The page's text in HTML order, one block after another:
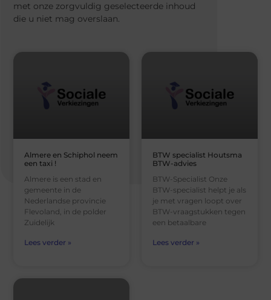
met onze zorgvuldig geselecteerde inhoud
die u niet mag overslaan.
Almere en Schiphol neem
een taxi !
Almere is een stad en
gemeente in de
Nederlandse provincie
Flevoland, in de polder
Zuidelijk
Lees verder »
BTW specialist Houtsma
BTW-advies
BTW-Specialist Onze
BTW-specialist helpt je als
je met vragen loopt over
BTW-vraagstukken tegen
een betaalbare
Lees verder »